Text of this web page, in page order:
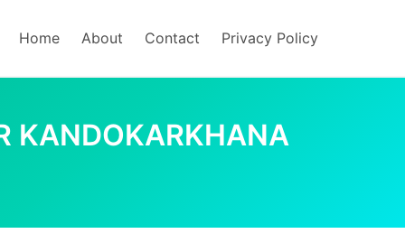
Home About Contact Privacy Policy
KANDOKARKHANA